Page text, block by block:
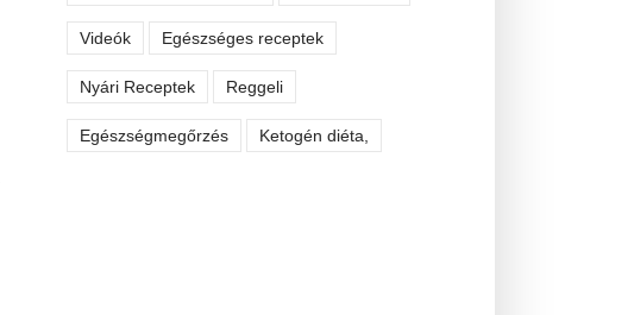
Videók Egészséges receptek
Nyári Receptek Reggeli
Egészségmegőrzés Ketogén diéta,